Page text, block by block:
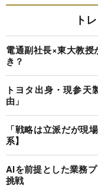
ト
電通副社長×東大教
き？
トヨタ出身・現参天
由」
「戦略は立派だが現
系】
AIを前提とした業務
挑戦